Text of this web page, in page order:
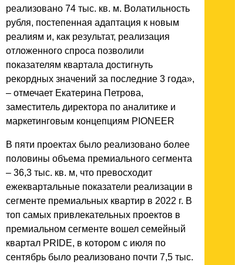
реализовано 74 тыс. кв. м. Волатильность
рубля, постепенная адаптация к новым
реалиям и, как результат, реализация
отложенного спроса позволили
показателям квартала достигнуть
рекордных значений за последние 3 года»,
– отмечает Екатерина Петрова,
заместитель директора по аналитике и
маркетинговым концепциям PIONEER
В пяти проектах было реализовано более
половины объема премиального сегмента
– 36,3 тыс. кв. м, что превосходит
ежеквартальные показатели реализации в
сегменте премиальных квартир в 2022 г. В
топ самых привлекательных проектов в
премиальном сегменте вошел семейный
квартал PRIDE, в котором с июля по
сентябрь было реализовано почти 7,5 тыс.